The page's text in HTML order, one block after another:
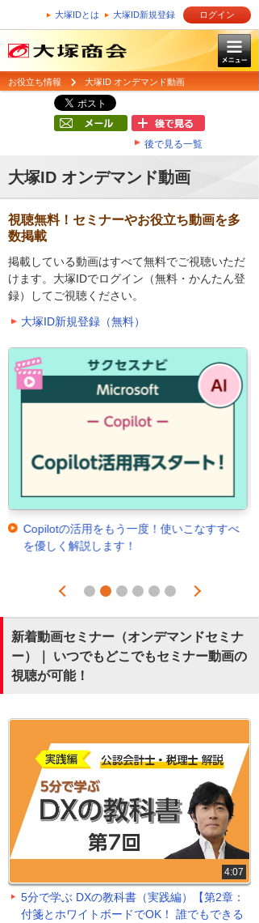
大塚IDとは 大塚ID新規登録 ログイン
お役立ち情報 大塚ID オンデマンド動画
後で見る一覧
大塚ID オンデマンド動画
視聴無料！セミナーやお役立ち動画を多
数掲載
掲載している動画はすべて無料でご視聴いただ
けます。大塚IDでログイン（無料・かんたん登
録）してご視聴ください。
大塚ID新規登録（無料）
用をもう一度！使いこなすすべ
説します！
PC入れ替
Prev
1 2 3 4 5 6
Next
新着動画セミナー（オンデマンドセミナ
ー）｜ いつでもどこでもセミナー動画の
視聴が可能！
4:07
5分で学ぶ DXの教科書（実践編）【第2章：
付箋とホワイトボードでOK！ 誰でもできる